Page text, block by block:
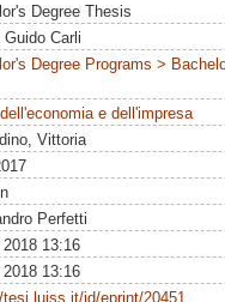
Degree Thesis
Guido Carli
Degree Programs >
e dell'impresa
Vittoria
Perfetti
2018 13:16
2018 13:16
id/eprint/20451